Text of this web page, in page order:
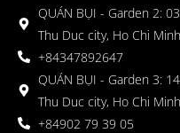
QUÁN BỤI - Garden 2:
Thu Duc city, Ho Chi
+84347892647
QUÁN BỤI - Garden 3:
Thu Duc city, Ho Chi
+84902 79 39 05